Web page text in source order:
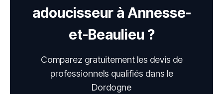
adoucisseur à Annesse-
et-Beaulieu ?
Comparez gratuitement les devis de
professionnels qualifiés dans le
Dordogne